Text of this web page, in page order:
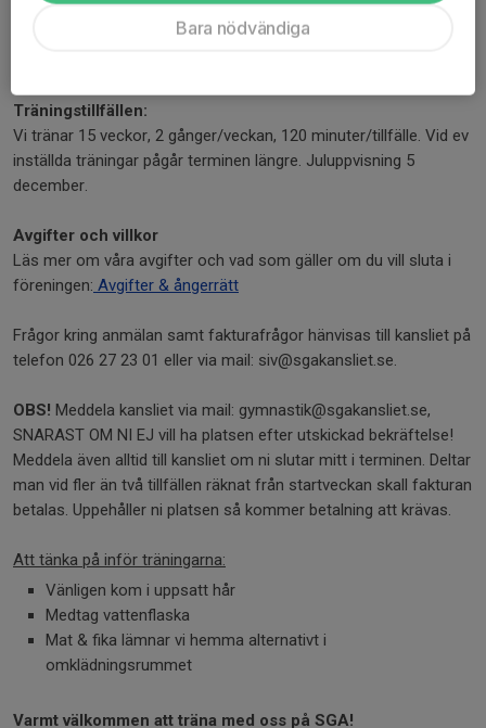
tiden, sitta i uppehållsrummet, vara utanför hallen eller åka iväg
en stund. Ledarna har telefonnummer till alla vårdnadshavare
Träningstillfällen:
Vi tränar 15 veckor, 2 gånger/veckan, 120 minuter/tillfälle. Vid ev
inställda träningar pågår terminen längre. Juluppvisning 5
december.
Avgifter och villkor
Läs mer om våra avgifter och vad som gäller om du vill sluta i
föreningen: Avgifter & ångerrätt
Frågor kring anmälan samt fakturafrågor hänvisas till kansliet på
telefon 026 27 23 01 eller via mail: siv@sgakansliet.se.
OBS! Meddela kansliet via mail: gymnastik@sgakansliet.se,
SNARAST OM NI EJ vill ha platsen efter utskickad bekräftelse!
Meddela även alltid till kansliet om ni slutar mitt i terminen. Deltar
man vid fler än två tillfällen räknat från startveckan skall fakturan
betalas. Uppehåller ni platsen så kommer betalning att krävas.
Att tänka på inför träningarna:
Vänligen kom i uppsatt hår
Medtag vattenflaska
Mat & fika lämnar vi hemma alternativt i
omklädningsrummet
Varmt välkommen att träna med oss på SGA!
Bara nödvändiga